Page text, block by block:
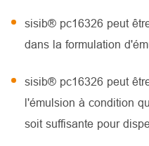
sisib® pc16326 peut
dans la formulation
sisib® pc16326 peut
l'émulsion à condition
soit suffisante pour